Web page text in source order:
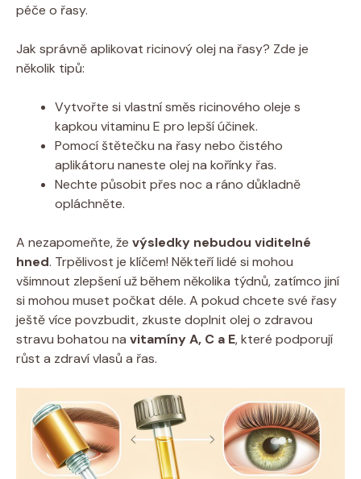
péče o řasy.
Jak správně aplikovat ricinový olej na řasy? Zde je
několik tipů:
Vytvořte si vlastní směs ricinového oleje s
kapkou vitaminu E pro lepší účinek.
Pomocí štětečku na řasy nebo čistého
aplikátoru naneste olej na kořínky řas.
Nechte působit přes noc a ráno důkladně
opláchněte.
A nezapomeňte, že výsledky nebudou viditelné
hned. Trpělivost je klíčem! Někteří lidé si mohou
všimnout zlepšení už během několika týdnů, zatímco jiní
si mohou muset počkat déle. A pokud chcete své řasy
ještě více povzbudit, zkuste doplnit olej o zdravou
stravu bohatou na vitamíny A, C a E, které podporují
růst a zdraví vlasů a řas.